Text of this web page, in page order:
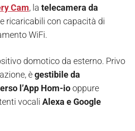
Cam, la telecamera da
ricaricabili con capacità di
WiFi.
domotico da esterno. Privo
ègestibile da
l’App Hom-iooppure
vocali Alexa e Google